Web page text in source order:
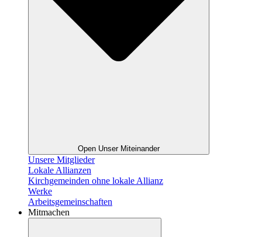
Open Unser Miteinander
Unsere Mitglieder
Lokale Allianzen
Kirchgemeinden ohne lokale Allianz
Werke
Arbeitsgemeinschaften
Mitmachen